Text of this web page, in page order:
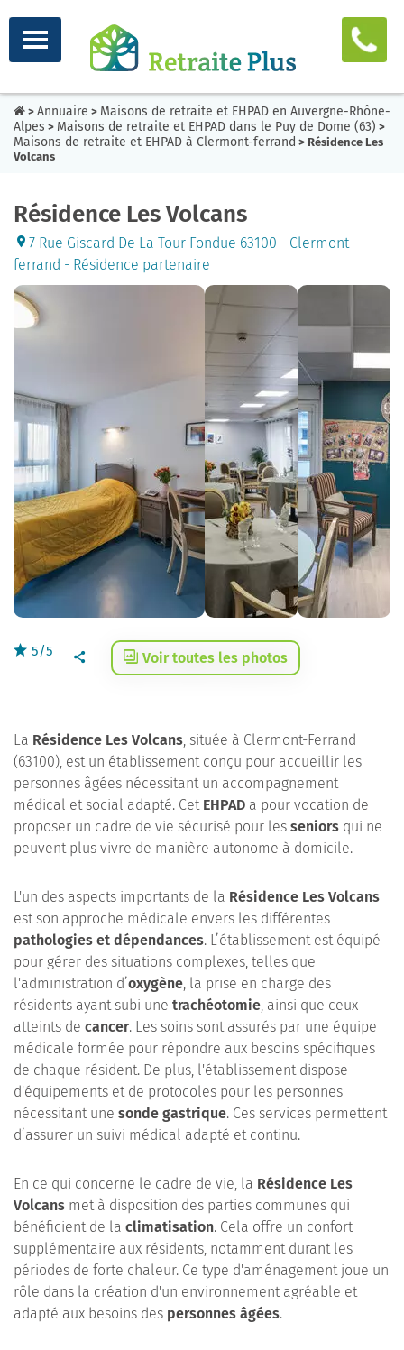
> Annuaire > Maisons de retraite et EHPAD en Auvergne-Rhône-
Alpes > Maisons de retraite et EHPAD dans le Puy de Dome (63) >
Maisons de retraite et EHPAD à Clermont-ferrand > Résidence Les
Volcans
Résidence Les Volcans
7 Rue Giscard De La Tour Fondue 63100 - Clermont-
ferrand - Résidence partenaire
5/5 Voir toutes les photos
La Résidence Les Volcans, située à Clermont-Ferrand
(63100), est un établissement conçu pour accueillir les
personnes âgées nécessitant un accompagnement
médical et social adapté. Cet EHPAD a pour vocation de
proposer un cadre de vie sécurisé pour les seniors qui ne
peuvent plus vivre de manière autonome à domicile.
L'un des aspects importants de la Résidence Les Volcans
est son approche médicale envers les différentes
pathologies et dépendances. L’établissement est équipé
pour gérer des situations complexes, telles que
l'administration d’oxygène, la prise en charge des
résidents ayant subi une trachéotomie, ainsi que ceux
atteints de cancer. Les soins sont assurés par une équipe
médicale formée pour répondre aux besoins spécifiques
de chaque résident. De plus, l'établissement dispose
d'équipements et de protocoles pour les personnes
nécessitant une sonde gastrique. Ces services permettent
d’assurer un suivi médical adapté et continu.
En ce qui concerne le cadre de vie, la Résidence Les
Volcans met à disposition des parties communes qui
bénéficient de la climatisation. Cela offre un confort
supplémentaire aux résidents, notamment durant les
périodes de forte chaleur. Ce type d'aménagement joue un
rôle dans la création d'un environnement agréable et
adapté aux besoins des personnes âgées.